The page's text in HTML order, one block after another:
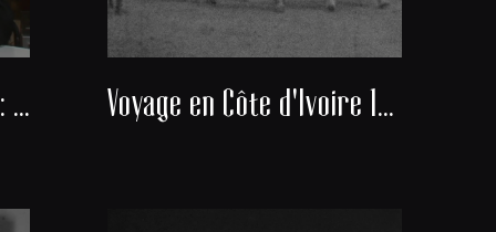
Docteur Alexis Banayan : Président du consistoire de la communauté juive de Bordeaux Voyage en Côte d'Ivoire 1951